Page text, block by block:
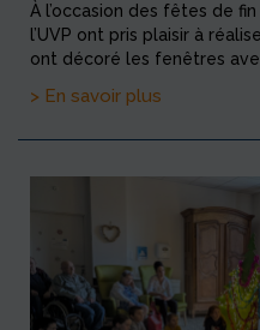
À l’occasion des fêtes de
l’UVP ont pris plaisir à
ont décoré les fenêtres
> En savoir plus